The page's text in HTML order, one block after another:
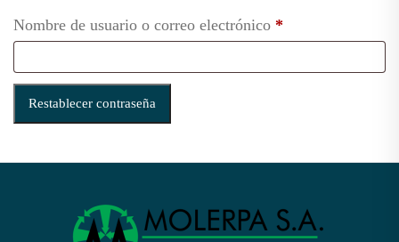
Nombre de usuario o correo electrónico *
Restablecer contraseña